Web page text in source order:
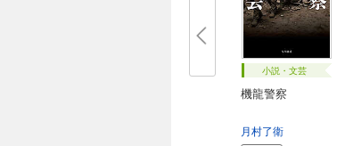
小説・文芸
機龍警察
月村了衛